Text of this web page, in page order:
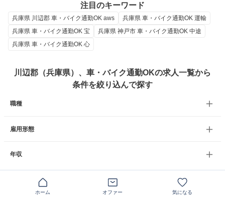
注目のキーワード
兵庫県 川辺郡 車・バイク通勤OK aws
兵庫県 車・バイク通勤OK 運輸
兵庫県 車・バイク通勤OK 宝
兵庫県 神戸市 車・バイク通勤OK 中途
兵庫県 車・バイク通勤OK 心
川辺郡（兵庫県）、車・バイク通勤OKの求人一覧から
条件を絞り込んで探す
職種
雇用形態
年収
別の条件から求人を探す
ホーム オファー 気になる